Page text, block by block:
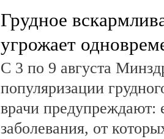
Грудное
угрожает
С 3 по 9 августа
популяризации
врачи предупреждают:
заболевания, от